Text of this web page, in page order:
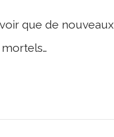
que de nouveaux